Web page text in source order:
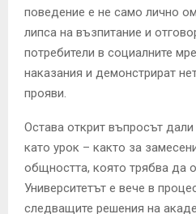
поведение е не само лично
липса на възпитание и
потребители в социалните
наказания и демонстрират
прояви.
Остава открит въпросът
като урок – както за
общността, която трябва да
Университетът е вече в
следващите решения на